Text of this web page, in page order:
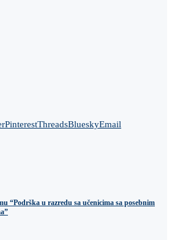
PinterestThreadsBlueskyEmail
“Podrška u razredu sa učenicima sa posebnim